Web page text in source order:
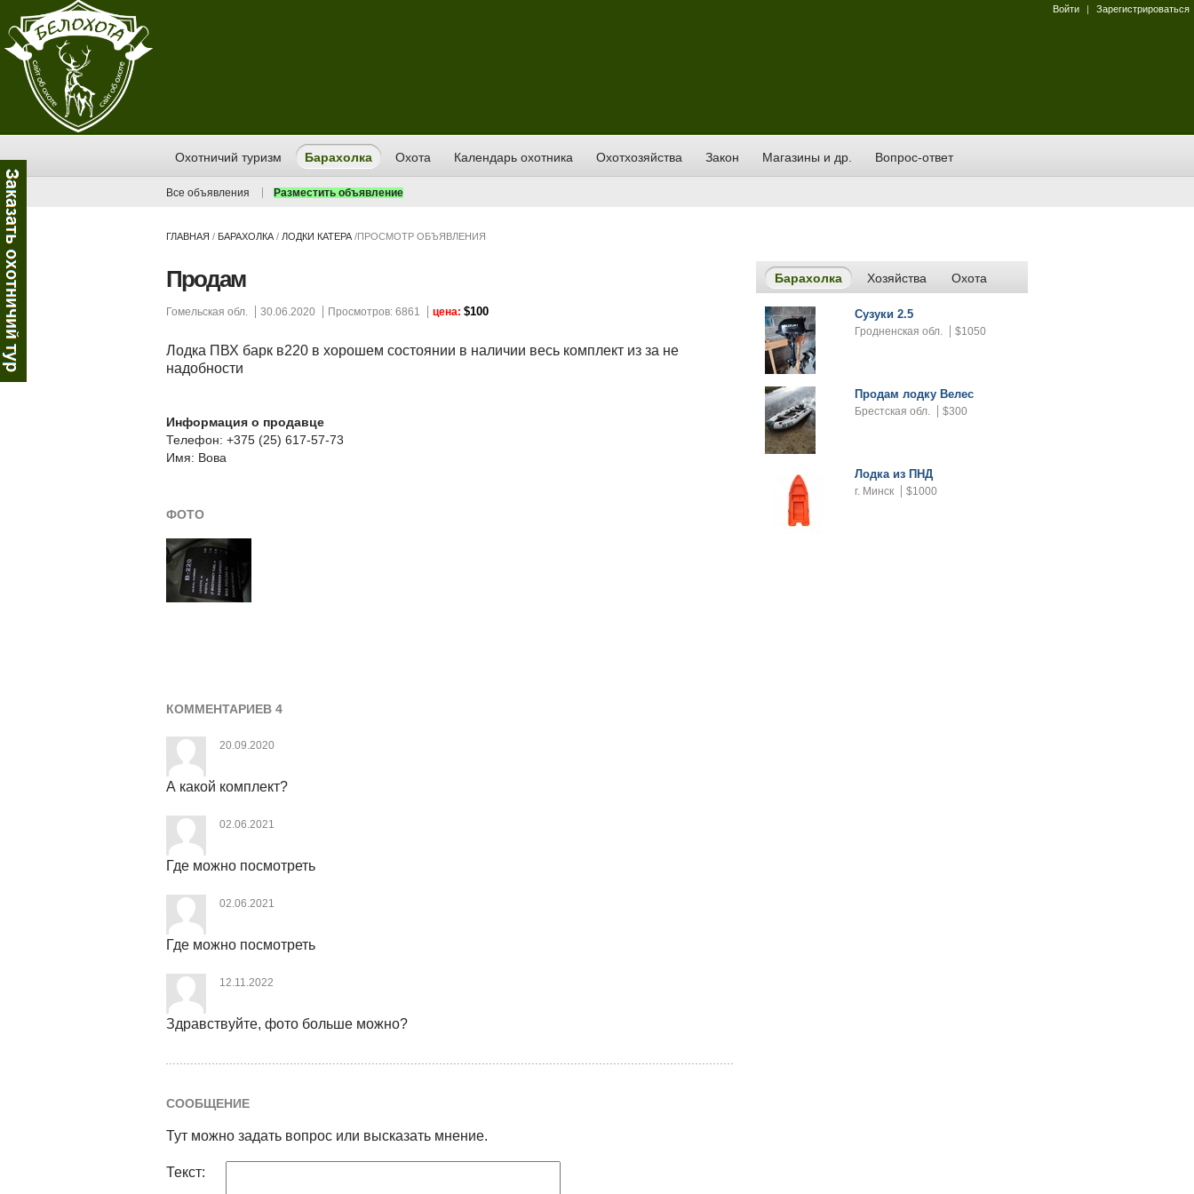
Войти | Зарегистрироваться
Охотничий туризм Барахолка Охота Календарь охотника Охотхозяйства Закон Магазины и др. Вопрос-ответ
Все объявления Разместить объявление
ГЛАВНАЯ / БАРАХОЛКА / ЛОДКИ КАТЕРА /ПРОСМОТР ОБЪЯВЛЕНИЯ
Продам
Гомельская обл. 30.06.2020 Просмотров: 6861 цена: $100
Лодка ПВХ барк в220 в хорошем состоянии в наличии весь комплект из за не
надобности
Информация о продавце
Телефон: +375 (25) 617-57-73
Имя: Вова
ФОТО
КОММЕНТАРИЕВ 4
20.09.2020
А какой комплект?
02.06.2021
Где можно посмотреть
02.06.2021
Где можно посмотреть
12.11.2022
Здравствуйте, фото больше можно?
СООБЩЕНИЕ
Тут можно задать вопрос или высказать мнение.
Текст:
Барахолка Хозяйства Охота
Сузуки 2.5
Гродненская обл. $1050
Продам лодку Велес
Брестская обл. $300
Лодка из ПНД
г. Минск $1000